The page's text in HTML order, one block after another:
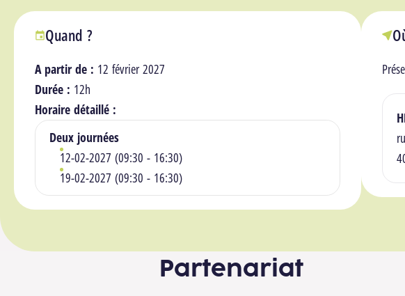
Quand ?
A partir de : 12 février 2027
Durée : 12h
Horaire détaillé :
Deux journées
12-02-2027 (09:30 - 16:30)
19-02-2027 (09:30 - 16:30)
Partenariat